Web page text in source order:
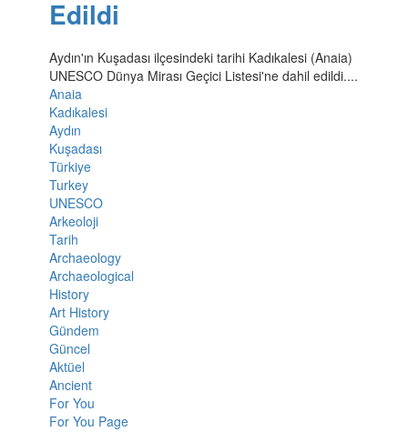
Edildi
Aydın'ın Kuşadası ilçesindeki tarihi Kadıkalesi (Anaia)
UNESCO Dünya Mirası Geçici Listesi'ne dahil edildi....
Anaia
Kadıkalesi
Aydın
Kuşadası
Türkiye
Turkey
UNESCO
Arkeoloji
Tarih
Archaeology
Archaeological
History
Art History
Gündem
Güncel
Aktüel
Ancient
For You
For You Page